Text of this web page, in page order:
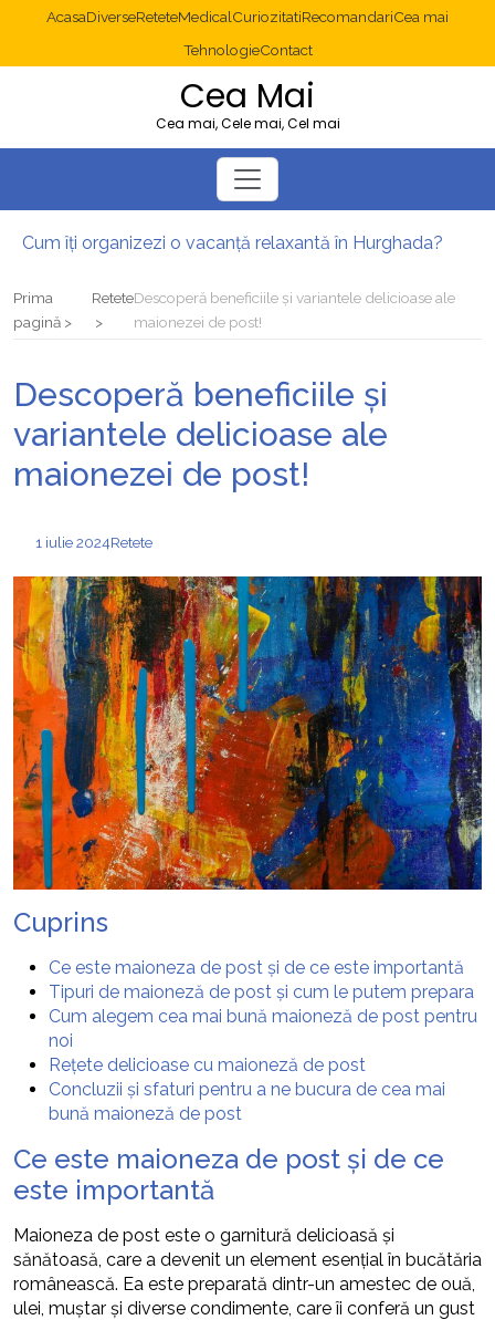
AcasaDiverseReteteMedicalCuriozitatiRecomandariCea mai
TehnologieContact
Cea Mai
Cea mai, Cele mai, Cel mai
Cum îți organizezi o vacanță relaxantă în Hurghada?
Multisite WordPress și Mastodon: cum gestionezi mai multe site-uri
Diverticulita: când este necesară operația?
Prima
pagină
ReteteDescoperă beneficiile și variantele delicioase ale
maionezei de post!
Descoperă beneficiile și
variantele delicioase ale
maionezei de post!
1 iulie 2024Retete
Cuprins
Ce este maioneza de post și de ce este importantă
Tipuri de maioneză de post și cum le putem prepara
Cum alegem cea mai bună maioneză de post pentru
noi
Rețete delicioase cu maioneză de post
Concluzii și sfaturi pentru a ne bucura de cea mai
bună maioneză de post
Ce este maioneza de post și de ce
este importantă
Maioneza de post este o garnitură delicioasă și
sănătoasă, care a devenit un element esențial în bucătăria
românească. Ea este preparată dintr-un amestec de ouă,
ulei, muștar și diverse condimente, care îi conferă un gust